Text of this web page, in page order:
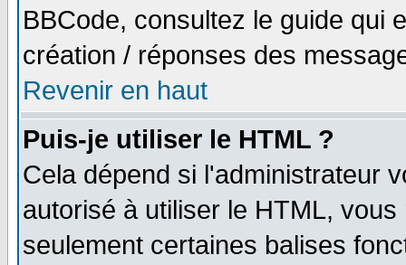
BBCode, consultez le guide qui
création / réponses des
Revenir en haut
Puis-je utiliser le HTML ?
Cela dépend si l'administrateur
autorisé à utiliser le HTML,
seulement certaines balises